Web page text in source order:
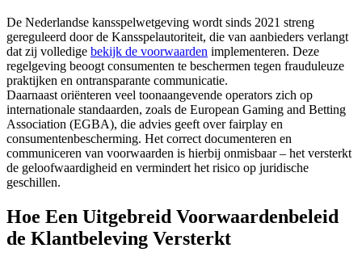
De Nederlandse kansspelwetgeving wordt sinds 2021 streng
gereguleerd door de Kansspelautoriteit, die van aanbieders verlangt
dat zij volledige bekijk de voorwaarden implementeren. Deze
regelgeving beoogt consumenten te beschermen tegen frauduleuze
praktijken en ontransparante communicatie.
Daarnaast oriënteren veel toonaangevende operators zich op
internationale standaarden, zoals de European Gaming and Betting
Association (EGBA), die advies geeft over fairplay en
consumentenbescherming. Het correct documenteren en
communiceren van voorwaarden is hierbij onmisbaar – het versterkt
de geloofwaardigheid en vermindert het risico op juridische
geschillen.
Hoe Een Uitgebreid Voorwaardenbeleid
de Klantbeleving Versterkt